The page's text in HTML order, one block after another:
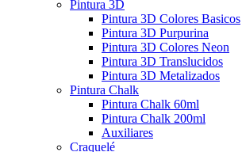
Pintura 3D
Pintura 3D Colores Basicos
Pintura 3D Purpurina
Pintura 3D Colores Neon
Pintura 3D Translucidos
Pintura 3D Metalizados
Pintura Chalk
Pintura Chalk 60ml
Pintura Chalk 200ml
Auxiliares
Craquelé